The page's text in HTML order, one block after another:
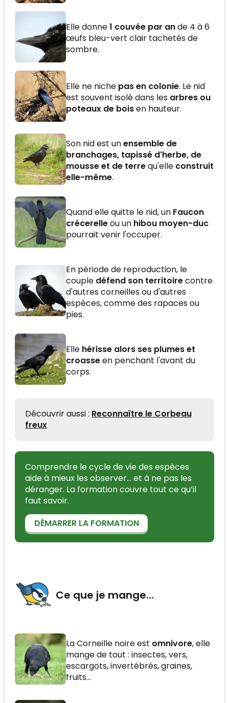
Elle donne1 couvée par ande 4 à 6
œufs bleu-vert clair tachetés de
sombre.
Elle ne niche pas en colonie. Le nid
est souvent isolé dans les arbres ou
poteaux de boisen hauteur.
Son nid est unensemble de
branchages, tapissé d'herbe, de
mousse et de terrequ'elle construit
elle-même.
Quand elle quitte le nid, un Faucon
crécerelleou un hibou moyen-duc
pourrait venir l'occuper.
En période de reproduction, le
couple défend son territoirecontre
d'autres corneilles ou d'autres
espèces, comme des rapaces ou
pies.
Elle hérisse alors ses plumes et
croasseen penchant l'avant du
corps.
Découvrir aussi : Reconnaître le Corbeau
freux
Comprendre le cycle de vie des espèces
aide à mieux les observer... et à ne pas les
déranger. La formation couvre tout ce qu’il
faut savoir.
DÉMARRER LA FORMATION
Ce que je mange...
La Corneille noire est omnivore, elle
mange de tout : insectes, vers,
escargots, invertébrés, graines,
fruits...